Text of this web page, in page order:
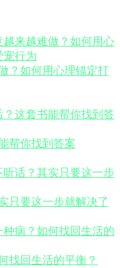
？如何用心理锚定打
帮你找到答案
只要这一步就解决了
找回生活的平衡？